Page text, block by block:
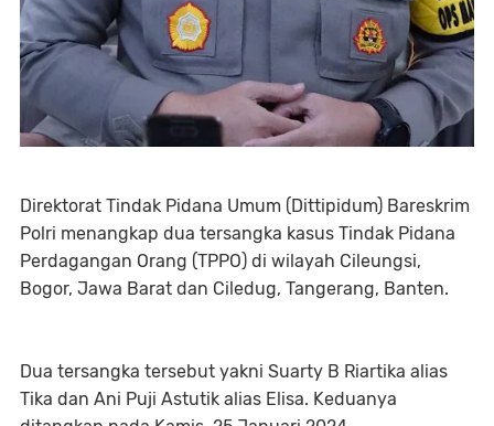
Direktorat Tindak Pidana Umum (Dittipidum) Bareskrim
Polri menangkap dua tersangka kasus Tindak Pidana
Perdagangan Orang (TPPO) di wilayah Cileungsi,
Bogor, Jawa Barat dan Ciledug, Tangerang, Banten.
Dua tersangka tersebut yakni Suarty B Riartika alias
Tika dan Ani Puji Astutik alias Elisa. Keduanya